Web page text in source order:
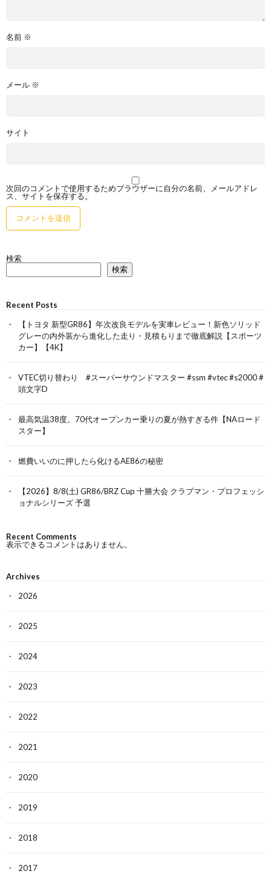
名前 ※
メール ※
サイト
次回のコメントで使用するためブラウザーに自分の名前、メールアドレ
ス、サイトを保存する。
検索
検索
Recent Posts
【トヨタ 新型GR86】年次改良モデルを実車レビュー！新色ソリッド
グレーの内外装から進化した走り・見積もりまで徹底解説【スポーツ
カー】【4K】
VTEC切り替わり #スーパーサウンドマスター #ssm #vtec #s2000 #
頭文字D
最高気温38度。70代オープンカー乗りの夏が熱すぎる件【NAロード
スター】
燃費いいのに押したら化けるAE86の秘密
【2026】8/8(土) GR86/BRZ Cup 十勝大会 クラブマン・プロフェッシ
ョナルシリーズ 予選
Recent Comments
表示できるコメントはありません。
Archives
2026
2025
2024
2023
2022
2021
2020
2019
2018
2017